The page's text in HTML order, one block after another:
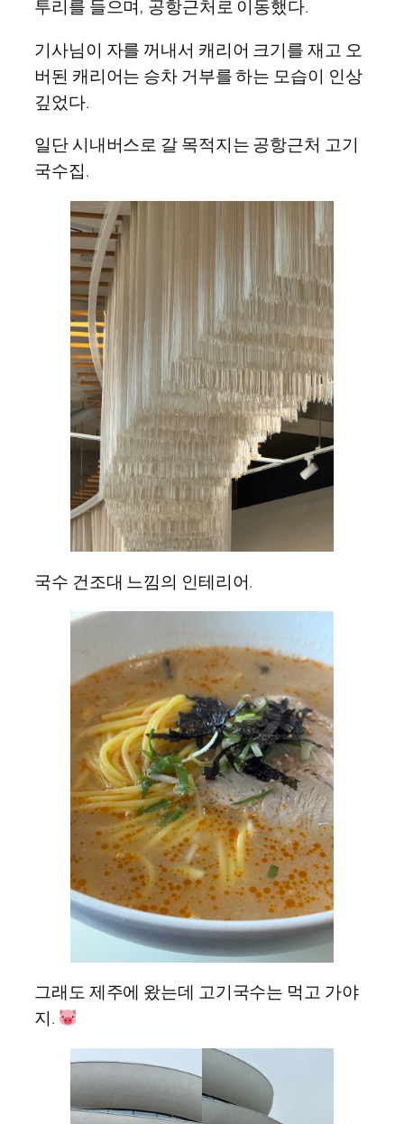
투리를 들으며, 공항근처로 이동했다.
기사님이 자를 꺼내서 캐리어 크기를 재고 오
버된 캐리어는 승차 거부를 하는 모습이 인상
깊었다.
일단 시내버스로 갈 목적지는 공항근처 고기
국수집.
국수 건조대 느낌의 인테리어.
그래도 제주에 왔는데 고기국수는 먹고 가야
지.